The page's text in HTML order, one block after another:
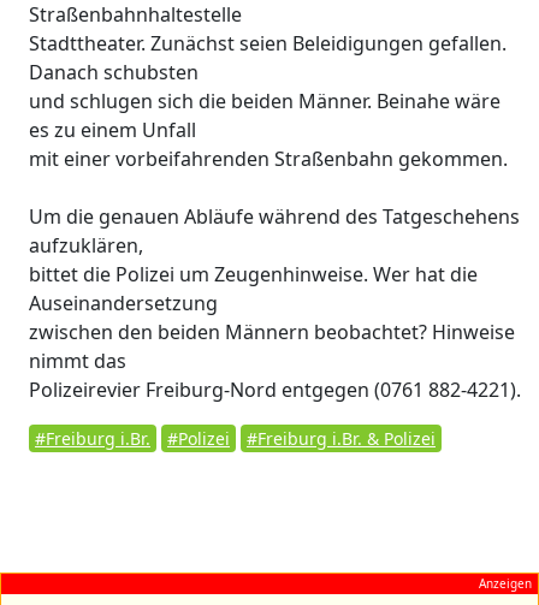
Straßenbahnhaltestelle
Stadttheater. Zunächst seien Beleidigungen gefallen.
Danach schubsten
und schlugen sich die beiden Männer. Beinahe wäre
es zu einem Unfall
mit einer vorbeifahrenden Straßenbahn gekommen.
Um die genauen Abläufe während des Tatgeschehens
aufzuklären,
bittet die Polizei um Zeugenhinweise. Wer hat die
Auseinandersetzung
zwischen den beiden Männern beobachtet? Hinweise
nimmt das
Polizeirevier Freiburg-Nord entgegen (0761 882-4221).
#Freiburg i.Br. #Polizei #Freiburg i.Br. & Polizei
Anzeigen